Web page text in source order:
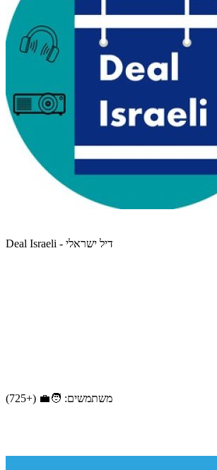
Deal Israeli - דיל ישראלי
משתמשים: 🧑‍💼 (+725)